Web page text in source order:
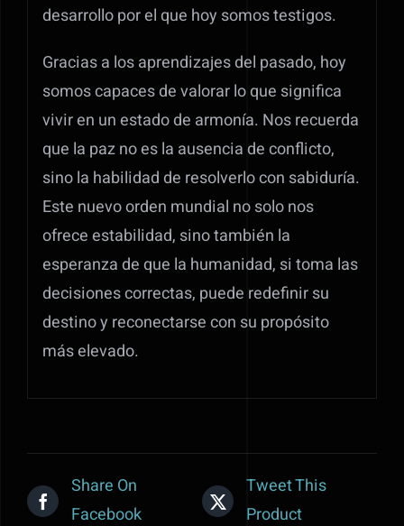
desarrollo por el que hoy somos testigos.
Gracias a los aprendizajes del pasado, hoy
somos capaces de valorar lo que significa
vivir en un estado de armonía. Nos recuerda
que la paz no es la ausencia de conflicto,
sino la habilidad de resolverlo con sabiduría.
Este nuevo orden mundial no solo nos
ofrece estabilidad, sino también la
esperanza de que la humanidad, si toma las
decisiones correctas, puede redefinir su
destino y reconectarse con su propósito
más elevado.
Share On
Facebook
Tweet This
Product